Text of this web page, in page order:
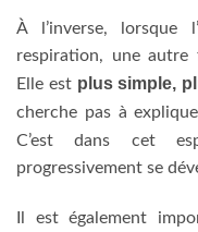
À l’inverse,
respiration, une autre
Elle estplus simple,
cherche pas à
C’est dans cet
progressivement se
Il est également